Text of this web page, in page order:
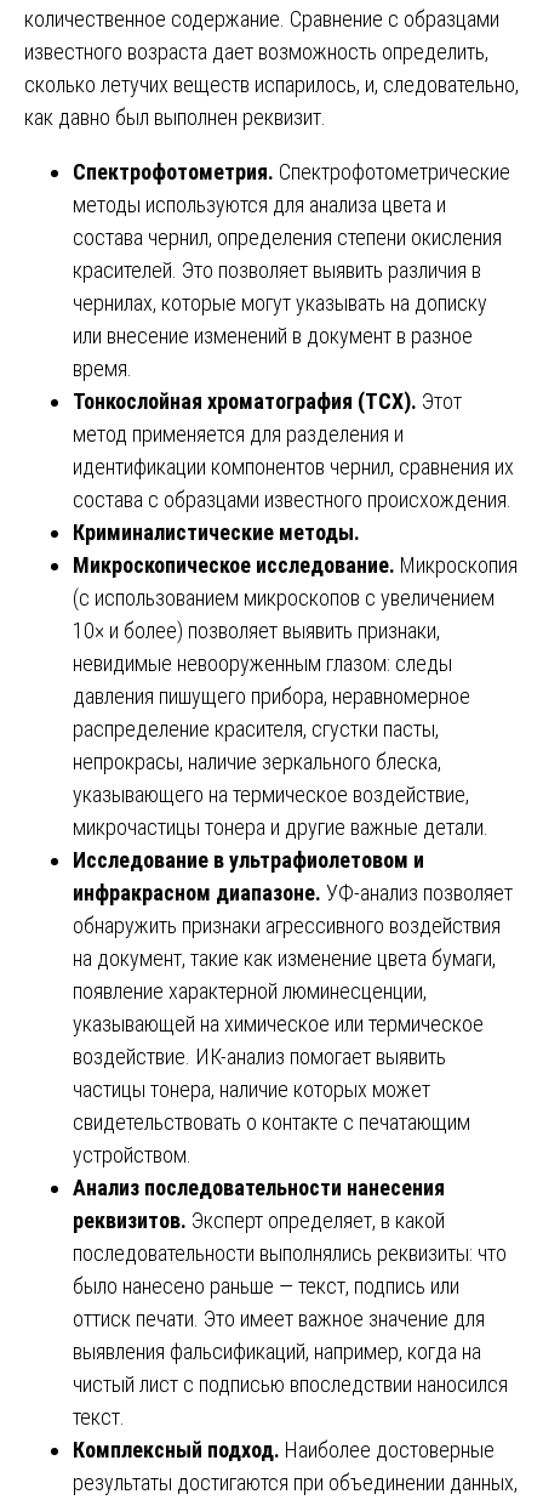
количественное содержание. Сравнение с образцами
известного возраста дает возможность определить,
сколько летучих веществ испарилось, и, следовательно,
как давно был выполнен реквизит.
Спектрофотометрия. Спектрофотометрические
методы используются для анализа цвета и
состава чернил, определения степени окисления
красителей. Это позволяет выявить различия в
чернилах, которые могут указывать на дописку
или внесение изменений в документ в разное
время.
Тонкослойная хроматография (ТСХ). Этот
метод применяется для разделения и
идентификации компонентов чернил, сравнения их
состава с образцами известного происхождения.
Криминалистические методы.
Микроскопическое исследование. Микроскопия
(с использованием микроскопов с увеличением
10× и более) позволяет выявить признаки,
невидимые невооруженным глазом: следы
давления пишущего прибора, неравномерное
распределение красителя, сгустки пасты,
непрокрасы, наличие зеркального блеска,
указывающего на термическое воздействие,
микрочастицы тонера и другие важные детали.
Исследование в ультрафиолетовом и
инфракрасном диапазоне. УФ-анализ позволяет
обнаружить признаки агрессивного воздействия
на документ, такие как изменение цвета бумаги,
появление характерной люминесценции,
указывающей на химическое или термическое
воздействие. ИК-анализ помогает выявить
частицы тонера, наличие которых может
свидетельствовать о контакте с печатающим
устройством.
Анализ последовательности нанесения
реквизитов. Эксперт определяет, в какой
последовательности выполнялись реквизиты: что
было нанесено раньше — текст, подпись или
оттиск печати. Это имеет важное значение для
выявления фальсификаций, например, когда на
чистый лист с подписью впоследствии наносился
текст.
Комплексный подход. Наиболее достоверные
результаты достигаются при объединении данных,